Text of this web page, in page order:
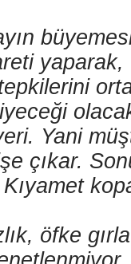
yaparak,
Yani
çıkar.
öfke